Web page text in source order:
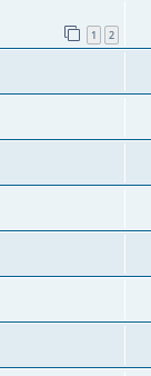
1 2